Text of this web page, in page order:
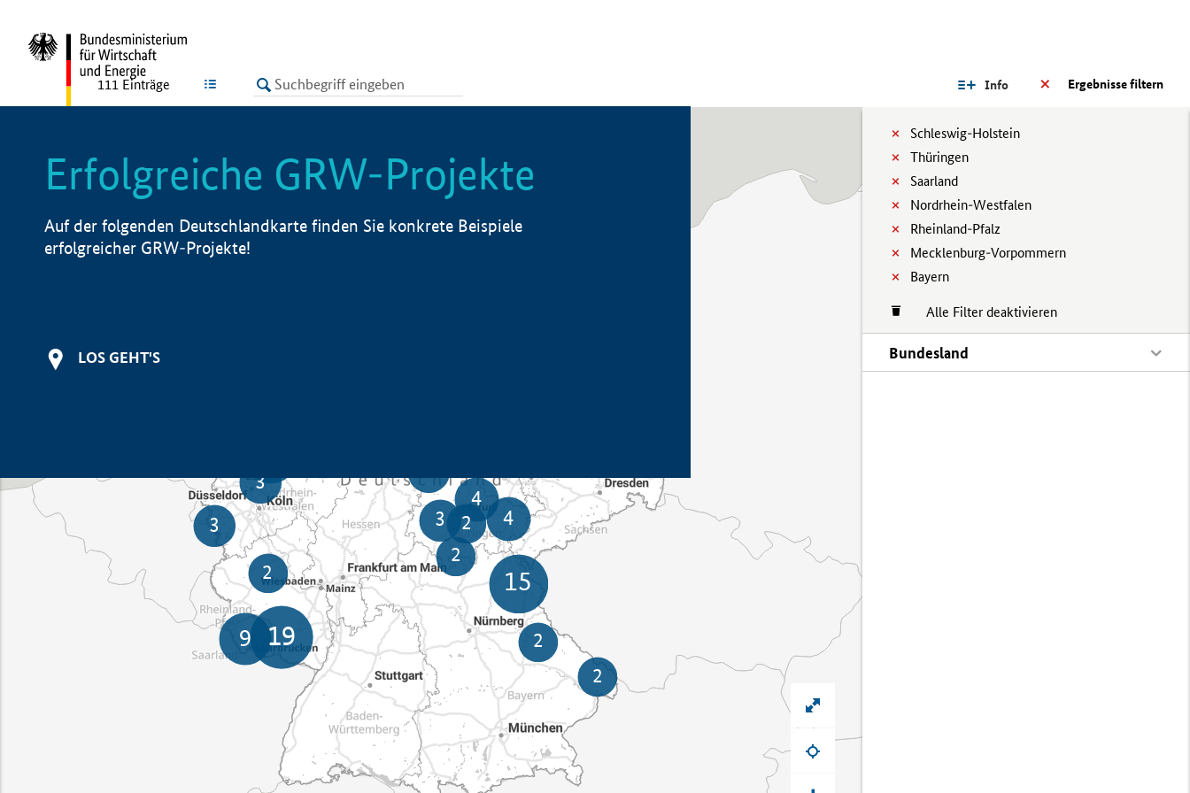
LISTE Ergebnisse filtern
Info
Schleswig-Holstein
Thüringen
Saarland
Nordrhein-Westfalen
Rheinland-Pfalz
Mecklenburg-Vorpommern
Bayern
Alle Filter deaktivieren
Bundesland
111 Einträge
Erfolgreiche GRW-Projekte
Auf der folgenden Deutschlandkarte finden Sie konkrete Beispiele
erfolgreicher GRW-Projekte!
LOS GEHT'S